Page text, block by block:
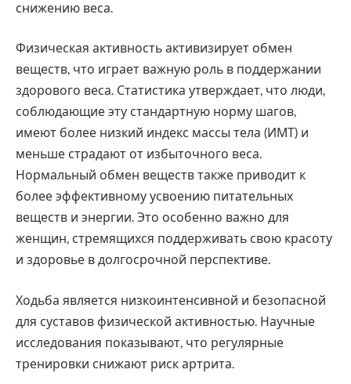
снижению веса.
Физическая активность активизирует обмен
веществ, что играет важную роль в поддержании
здорового веса. Статистика утверждает, что люди,
соблюдающие эту стандартную норму шагов,
имеют более низкий индекс массы тела (ИМТ) и
меньше страдают от избыточного веса.
Нормальный обмен веществ также приводит к
более эффективному усвоению питательных
веществ и энергии. Это особенно важно для
женщин, стремящихся поддерживать свою красоту
и здоровье в долгосрочной перспективе.
Ходьба является низкоинтенсивной и безопасной
для суставов физической активностью. Научные
исследования показывают, что регулярные
тренировки снижают риск артрита.